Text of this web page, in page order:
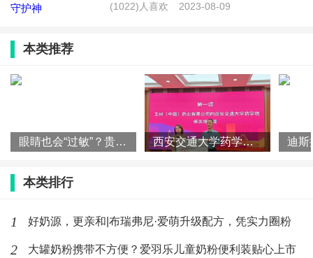
守护儿童明亮视界
日就医中介机构排名
2026-05-28
贵阳华厦阳明眼科获授 EVO+ICL (V5)
临床应用合作
(1022)人喜欢 2023-08-09
本类推荐
眼睛也会“过敏”？贵阳爱尔眼科医院提醒：早治疗，早预防。 西安交通大学药学院"卫材中国奖教学金"颁
本类排行
1 好奶源，更亲和|布瑞弗尼·爱萌升级配方，凭实力圈粉
2 大罐奶粉携带不方便？爱羽乐儿童奶粉便利装贴心上市